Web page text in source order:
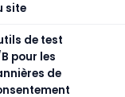
site
de test
pour les
de